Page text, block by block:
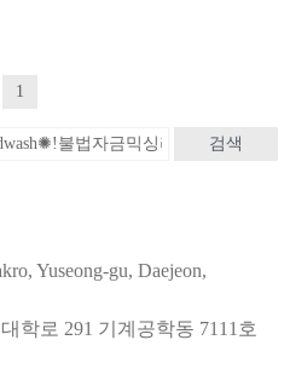
1
검색
Yuseong-gu, Daejeon,
학로 291 기계공학동 7111호